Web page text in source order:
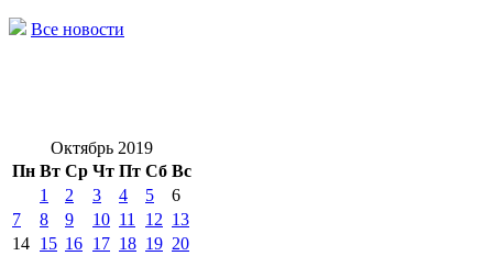
Все новости
Октябрь 2019
Пн Вт Ср Чт Пт Сб Вс
1 2 3 4 5
6
7
8 9 10 11 12 13
14 15 16 17 18 19 20